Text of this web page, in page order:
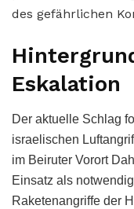
des gefährlichen
Eskalation
Der aktuelle Schlag
israelischen
im Beiruter Vorort
Einsatz als
Raketenangriffe der